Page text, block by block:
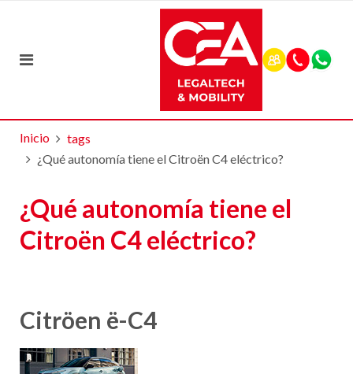
Inicio
tags
¿Qué autonomía tiene el Citroën C4 eléctrico?
¿Qué autonomía tiene el
Citroën C4 eléctrico?
Citröen ë-C4